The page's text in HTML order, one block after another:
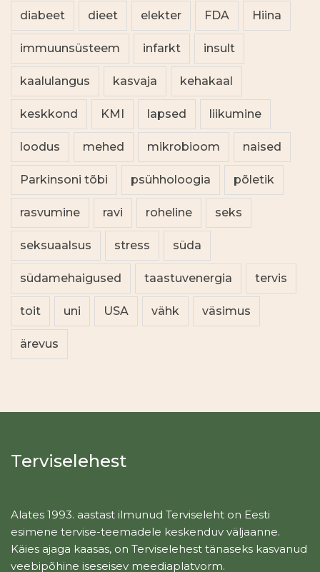
diabeet dieet elekter FDA Hiina
immuunsüsteem infarkt insult
kaalulangus kasvaja kehakaal
keskkond KMI lapsed liikumine
loodus mehed mikrobioom naised
Parkinsoni tõbi psühholoogia põletik
rasvumine ravi roheline seks
seksuaalsus stress süda
südamehaigused taastuvenergia tervis
toit uni USA vähk väsimus
ärevus
Terviselehest
Alates 1993. aastast ilmunud Terviseleht on Eesti
esimene tervise-teemadele keskenduv väljaanne.
Käies ajaga kaasas, on Terviselehest tänaseks kasvanud
veebipõhine iseseisev meediaplatvorm.